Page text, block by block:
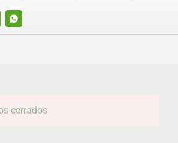
WHATSAPP
cerrados